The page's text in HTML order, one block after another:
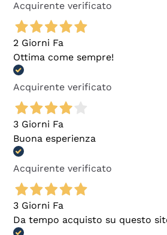
Acquirente verificato
2 Giorni Fa
Ottima come sempre!
Acquirente verificato
3 Giorni Fa
Buona esperienza
Acquirente verificato
3 Giorni Fa
Da tempo acquisto su questo